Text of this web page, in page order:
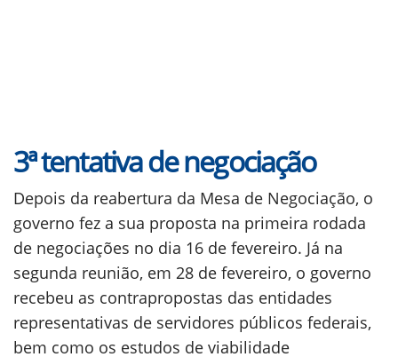
3ª tentativa de negociação
Depois da reabertura da Mesa de Negociação, o
governo fez a sua proposta na primeira rodada
de negociações no dia 16 de fevereiro. Já na
segunda reunião, em 28 de fevereiro, o governo
recebeu as contrapropostas das entidades
representativas de servidores públicos federais,
bem como os estudos de viabilidade